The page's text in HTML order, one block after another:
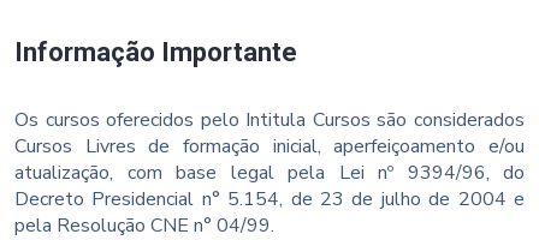
Informação Importante
Os cursos oferecidos pelo Intitula Cursos são considerados
Cursos Livres de formação inicial, aperfeiçoamento e/ou
atualização, com base legal pela Lei nº 9394/96, do
Decreto Presidencial n° 5.154, de 23 de julho de 2004 e
pela Resolução CNE n° 04/99.